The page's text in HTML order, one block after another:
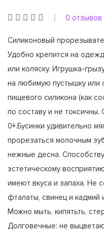
0 отзывов
Силиконовый
Удобно крепится на
или коляску. Игрушка-
на любимую пустышку или
пищевого силикона (как
по составу и не
0+.Бусинки удивительно
прорезаться молочным
нежные десна.
эстетическому
имеют вкуса и запаха. Не
фталаты, свинец и кадмий
Можно мыть, кипятьть,
Долговечные: не